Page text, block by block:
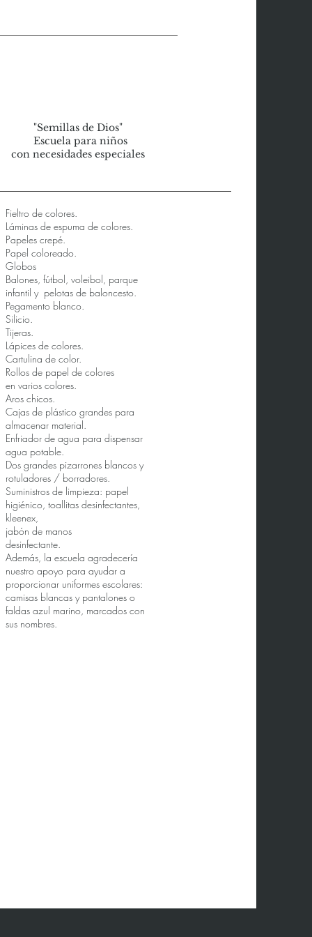
"Semillas de Dios"
Escuela para niños
con necesidades especiales
Fieltro de colores.
Láminas de espuma de colores.
Papeles crepé.
Papel coloreado.
Globos
Balones, fútbol, voleibol, parque
infantil y pelotas de baloncesto.
Pegamento blanco.
Silicio.
Tijeras.
Lápices de colores.
Cartulina de color.
Rollos de papel de colores
en varios colores.
Aros chicos.
Cajas de plástico grandes para
almacenar material.
Enfriador de agua para dispensar
agua potable.
Dos grandes pizarrones blancos y
rotuladores / borradores.
Suministros de limpieza: papel
higiénico, toallitas desinfectantes,
kleenex,
jabón de manos
desinfectante.
Además, la escuela agradecería
nuestro apoyo para ayudar a
proporcionar uniformes escolares:
camisas blancas y pantalones o
faldas azul marino, marcados con
sus nombres.